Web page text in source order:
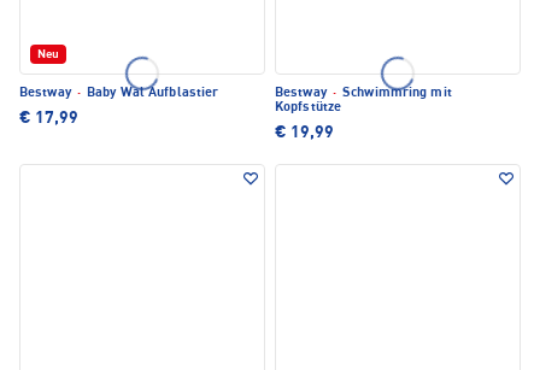
Neu
Bestway · Baby Wal Aufblastier
€ 17,99
Bestway · Schwimmring mit
Kopfstütze
€ 19,99